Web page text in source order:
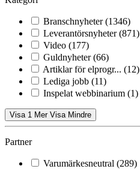
Branschnyheter (1346)
Leverantörsnyheter (871)
Video (177)
Guldnyheter (66)
Artiklar för elprogr... (12)
Lediga jobb (11)
Inspelat webbinarium (1)
Visa 1 Mer Visa Mindre
Partner
Varumärkesneutral (289)